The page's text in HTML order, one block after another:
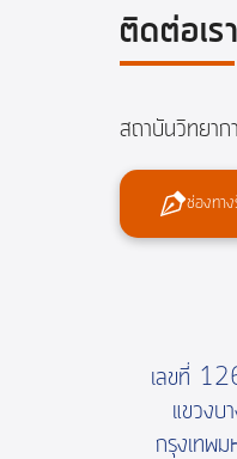
ติดต่อเรา
สถาบันวิทยาก
ช่องทา
เลขที่
แขวงบ
กรุงเท